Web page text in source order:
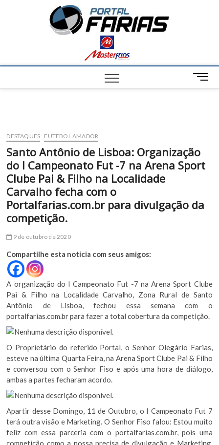
n
M
e
t
o
DESTAQUES FUTEBOL AMADOR
Santo Antônio de Lisboa: Organização
do I Campeonato Fut -7 na Arena Sport
Clube Pai & Filho na Localidade
Carvalho fecha com o
Portalfarias.com.br para divulgação da
competição.
9 de outubro de 2020
Compartilhe esta notícia com seus amigos:
A organização do I Campeonato Fut -7 na Arena Sport Clube
Pai & Filho na Localidade Carvalho, Zona Rural de Santo
Antônio de Lisboa, fechou essa semana com o
portalfarias.com.br para fazer a total cobertura da competição.
O Proprietário do referido Portal, o Senhor Olegário Farias,
esteve na última Quarta Feira, na Arena Sport Clube Pai & Filho
e conversou com o Senhor Fiso e após uma hora de diálogo,
ambas a partes fecharam acordo.
Apartir desse Domingo, 11 de Outubro, o I Campeonato Fut 7
terá outra visão e Marketing. O Senhor Fiso falou: Estou muito
feliz com essa parceria com o portalfarias.com.br, pois uma
competição como a nossa precisa de divulgação e Marketing,